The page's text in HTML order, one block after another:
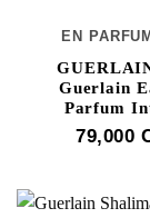
EN
Guerlain
Parfum
79,000